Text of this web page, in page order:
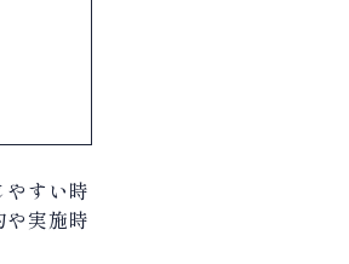
すい時
実施時